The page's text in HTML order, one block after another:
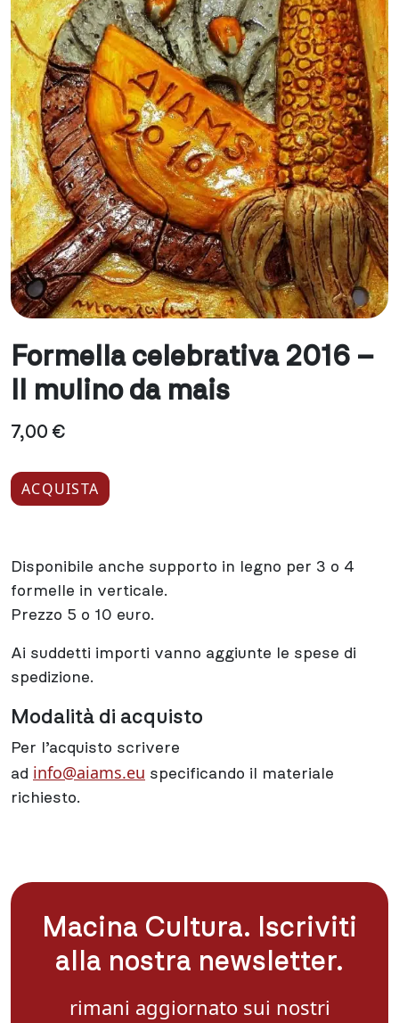
Formella celebrativa 2016 –
Il mulino da mais
7,00 €
ACQUISTA
Disponibile anche supporto in legno per 3 o 4
formelle in verticale.
Prezzo 5 o 10 euro.
Ai suddetti importi vanno aggiunte le spese di
spedizione.
Modalità di acquisto
Per l’acquisto scrivere
ad info@aiams.eu specificando il materiale
richiesto.
Macina Cultura. Iscriviti
alla nostra newsletter.
rimani aggiornato sui nostri